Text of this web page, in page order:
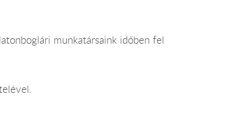
munkatársaink időben fel